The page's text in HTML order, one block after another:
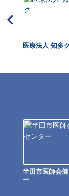
医療法人 知多
半田市医師会
ー